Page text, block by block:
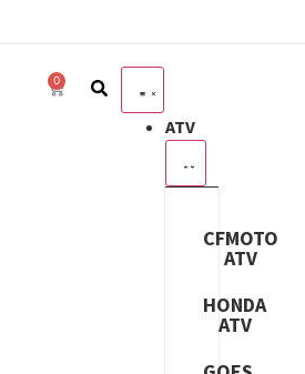
0
ATV
CFMOTO
ATV
HONDA
ATV